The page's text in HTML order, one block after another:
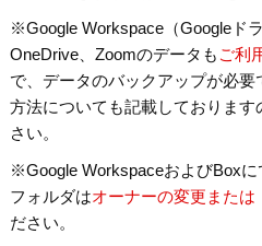
※Google Workspace（Googleド
OneDrive、Zoomのデータも ご利
で、データのバックアップが必
方法についても記載しておりま
さい。
※Google WorkspaceおよびBox
フォルダはオーナーの変更または
ださい。